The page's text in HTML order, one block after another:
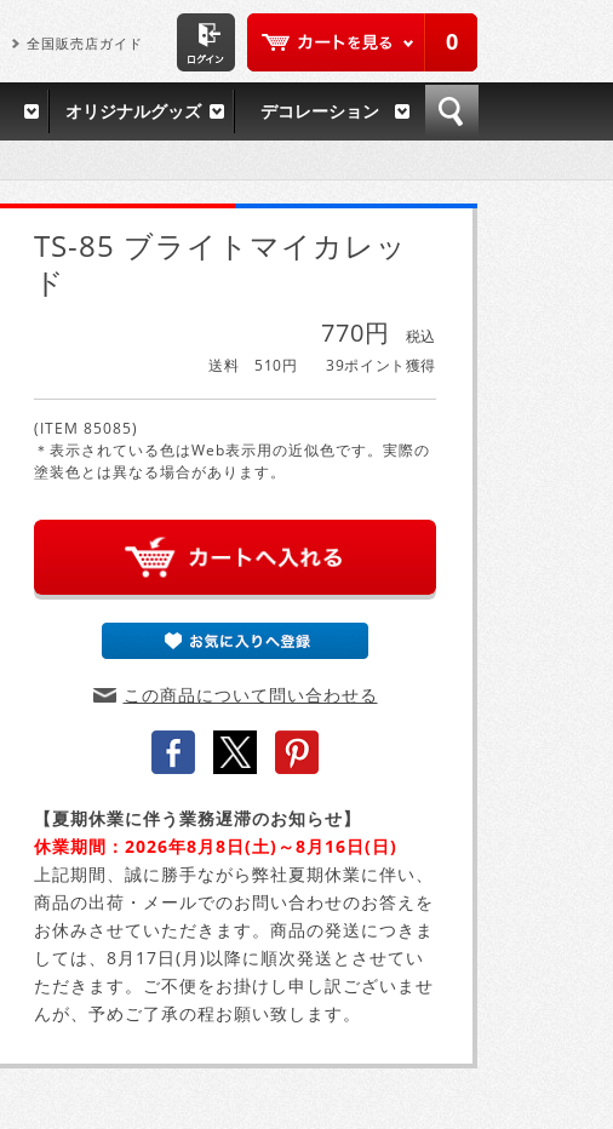
0
全国販売店ガイド
オリジナルグッズ デコレーション
TS-85 ブライトマイカレッ
ド
770円
税込
送料 510円
39ポイント獲得
(ITEM 85085)
＊表示されている色はWeb表示用の近似色です。実際の
塗装色とは異なる場合があります。
この商品について問い合わせる
【夏期休業に伴う業務遅滞のお知らせ】
休業期間：2026年8月8日(土)～8月16日(日)
上記期間、誠に勝手ながら弊社夏期休業に伴い、
商品の出荷・メールでのお問い合わせのお答えを
お休みさせていただきます。商品の発送につきま
しては、8月17日(月)以降に順次発送とさせてい
ただきます。ご不便をお掛けし申し訳ございませ
んが、予めご了承の程お願い致します。